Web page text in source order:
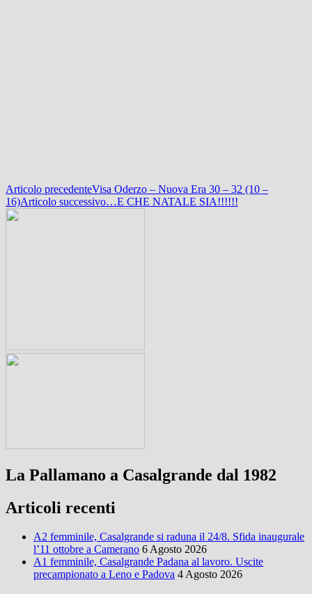
Navigazione
articolo
Articolo precedenteVisa Oderzo – Nuova Era 30 – 32 (10 –
16)Articolo successivo…E CHE NATALE SIA!!!!!!
La Pallamano a Casalgrande dal 1982
Articoli recenti
A2 femminile, Casalgrande si raduna il 24/8. Sfida inaugurale
l’11 ottobre a Camerano 6 Agosto 2026
A1 femminile, Casalgrande Padana al lavoro. Uscite
precampionato a Leno e Padova 4 Agosto 2026